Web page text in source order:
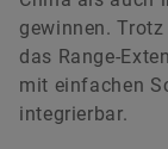
gewinnen.
das Range-
mit einfachen
integrierbar.